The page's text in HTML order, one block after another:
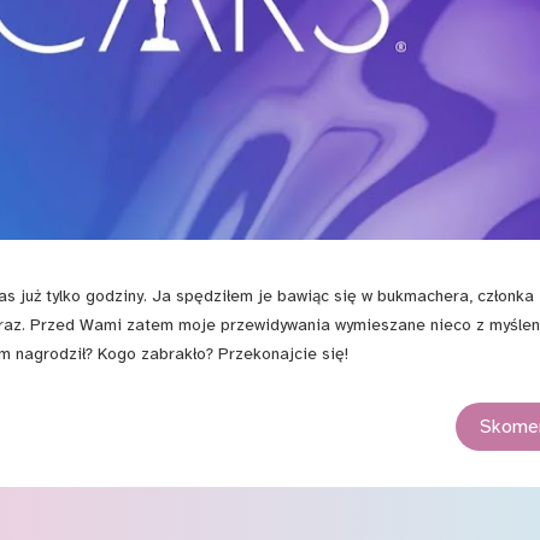
już tylko godziny. Ja spędziłem je bawiąc się w bukmachera, członka
Przed Wami zatem moje przewidywania wymieszane nieco z
nagrodził? Kogo zabrakło? Przekonajcie się!